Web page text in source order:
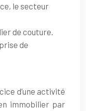
le secteur
de couture.
de
d’une activité
immobilier par